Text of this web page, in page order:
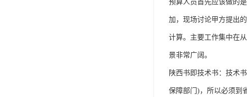
预算人员首先应该做的
加，现场讨论甲方提出
计算。主要工作集中在
景非常广阔。
陕西书即技术书：技术
保障部门)，所以必须到